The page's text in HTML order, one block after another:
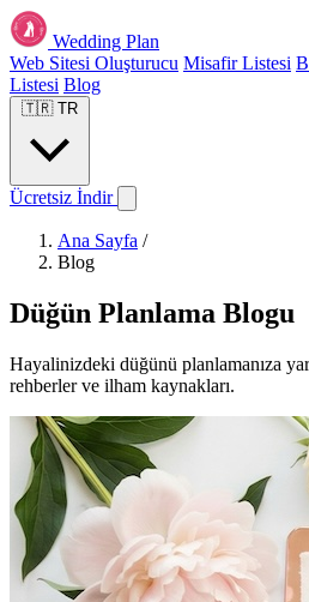
Wedding Plan
Web Sitesi Oluşturucu Misafir Listesi
Listesi Blog
🇹🇷 TR
Ücretsiz İndir
Ana Sayfa /
Blog
Düğün Planlama Blogu
Hayalinizdeki düğünü planlamanıza
rehberler ve ilham kaynakları.